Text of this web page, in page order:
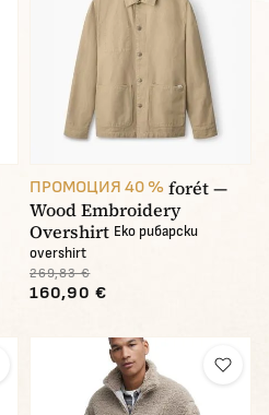
ПРОМОЦИЯ 40 % forét —
Wood Embroidery
Overshirt Eko рибарски
overshirt
269,83 €
160,90 €